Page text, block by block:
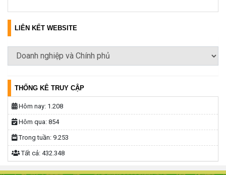
LIÊN KẾT WEBSITE
THỐNG KÊ TRUY CẬP
Hôm nay: 1.208
Hôm qua: 854
Trong tuần: 9.253
Tất cả: 432.348